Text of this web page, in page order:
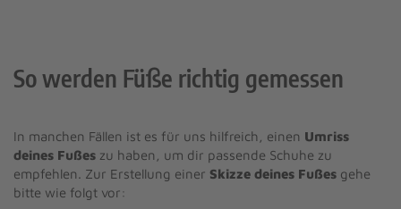
So werden Füße richtig gemessen
In manchen Fällen ist es für uns hilfreich, einen Umriss
deines Fußes zu haben, um dir passende Schuhe zu
empfehlen. Zur Erstellung einer Skizze deines Fußes gehe
bitte wie folgt vor: